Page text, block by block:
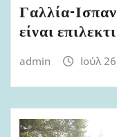
Γαλλία-
είναι
admin Ιούλ